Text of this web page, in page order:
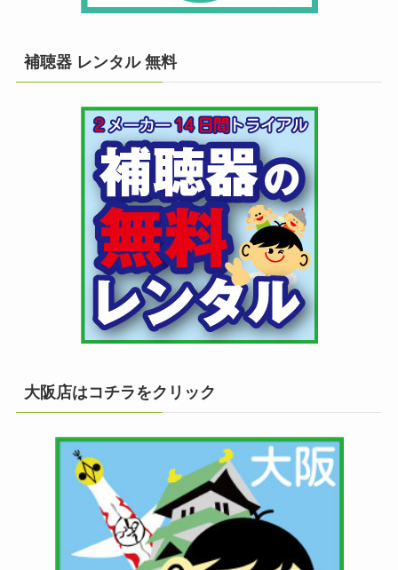
補聴器 レンタル 無料
大阪店はコチラをクリック